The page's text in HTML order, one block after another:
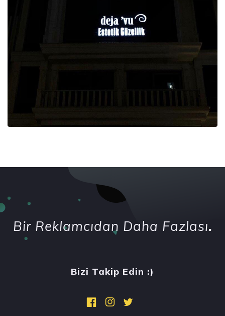
Bir Reklamcıdan Daha Fazlası.
Bizi Takip Edin :)